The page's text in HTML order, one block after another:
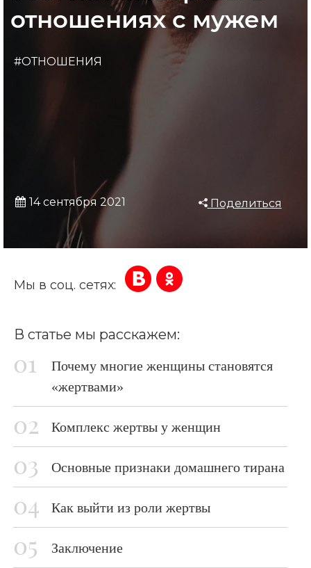
отношениях с мужем
#ОТНОШЕНИЯ
14 сентября 2021 Поделиться
Мы в соц. сетях:
В статье мы расскажем:
Почему многие женщины становятся
«жертвами»
Комплекс жертвы у женщин
Основные признаки домашнего тирана
Как выйти из роли жертвы
Заключение